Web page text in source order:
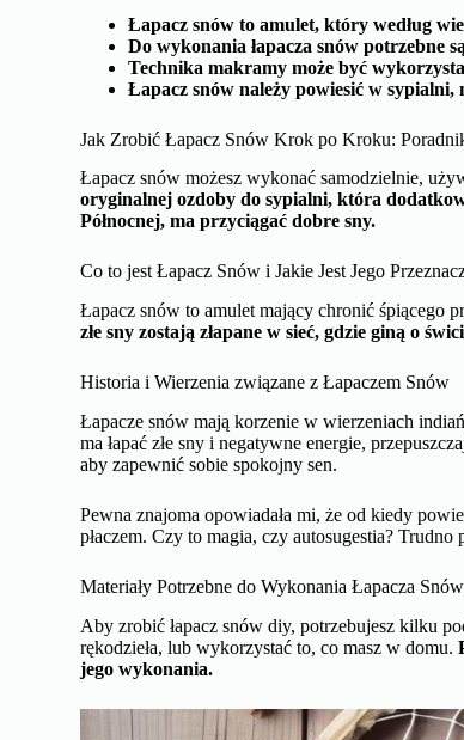
Łapacz snów to amulet, który według
Do wykonania łapacza snów potrzebne
Technika makramy może być
Łapacz snów należy powiesić w
Jak Zrobić Łapacz Snów Krok po Kroku:
Łapacz snów możesz wykonać samodzielnie,
oryginalnej ozdoby do sypialni, która
Północnej, ma przyciągać dobre sny.
Co to jest Łapacz Snów i Jakie Jest Jego
Łapacz snów to amulet mający chronić śpiącego
złe sny zostają złapane w sieć, gdzie giną o
Historia i Wierzenia związane z Łapaczem Snów
Łapacze snów mają korzenie w wierzeniach
ma łapać złe sny i negatywne energie,
aby zapewnić sobie spokojny sen.
Pewna znajoma opowiadała mi, że od kiedy
płaczem. Czy to magia, czy autosugestia?
Materiały Potrzebne do Wykonania Łapacza Snów
Aby zrobić łapacz snów diy, potrzebujesz kilku
rękodzieła, lub wykorzystać to, co masz w domu.
jego wykonania.